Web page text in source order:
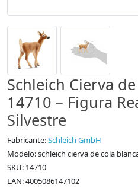
Schleich Cierva
14710 – Figura
Silvestre
Fabricante:Schleich GmbH
Modelo: schleich cierva de cola
SKU: 14710
EAN: 4005086147102